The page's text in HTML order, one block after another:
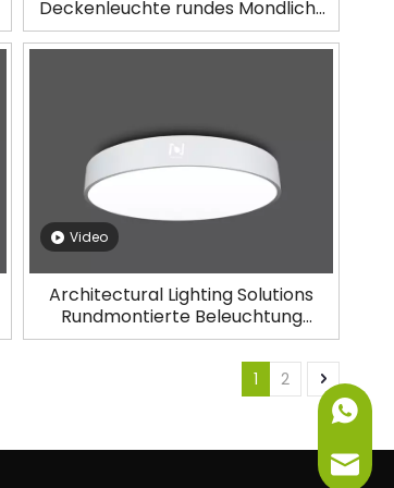
Deckenleuchte rundes Mondlicht
LL0112TR-40W
Video
Architectural Lighting Solutions
Rundmontierte Beleuchtung
LL0112M-15W
1 2
+86-